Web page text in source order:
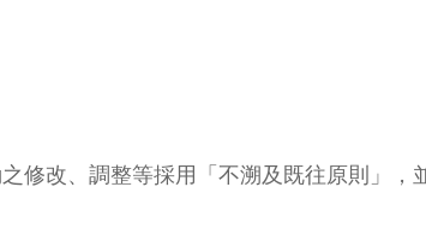
修改、調整等採用「不溯及既往原則」，